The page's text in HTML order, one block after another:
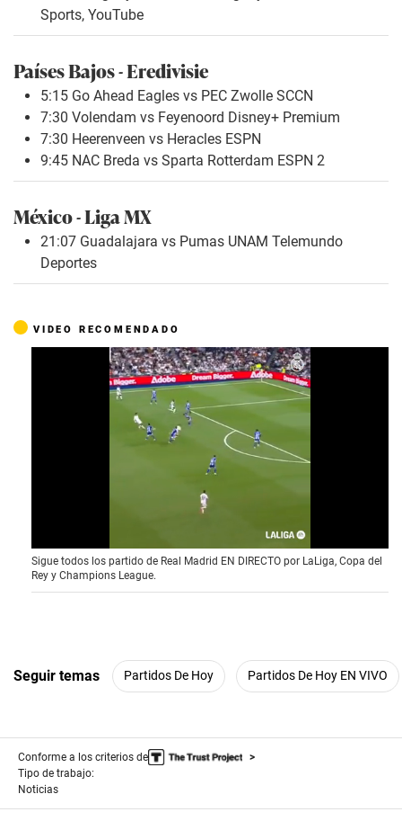
Sports, YouTube
Países Bajos - Eredivisie
5:15 Go Ahead Eagles vs PEC Zwolle SCCN
7:30 Volendam vs Feyenoord Disney+ Premium
7:30 Heerenveen vs Heracles ESPN
9:45 NAC Breda vs Sparta Rotterdam ESPN 2
México - Liga MX
21:07 Guadalajara vs Pumas UNAM Telemundo
Deportes
VIDEO RECOMENDADO
0
o
f
1
o
n
Sigue todos los partido de Real Madrid EN DIRECTO por LaLiga, Copa del
Rey y Champions League.
Seguir temas Partidos De Hoy Partidos De Hoy EN VIVO
Conforme a los criterios de
Tipo de trabajo:
Noticias